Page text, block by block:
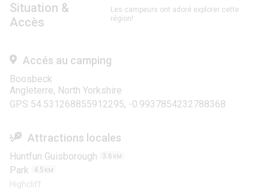
Situation &
Accès
Les campeurs ont adoré explorer cette
région!
Accés au camping
Boosbeck
Angleterre, North Yorkshire
GPS 54.531268855912295, -0.9937854232788368
Attractions locales
Huntfun Guisborough 3.6 KM
Park 4.5 KM
Highcliff